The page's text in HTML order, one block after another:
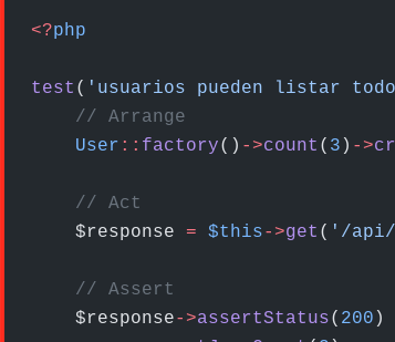
<?php
test ( 'usuarios pueden listar
    // Arrange
    User
:: factory() ->count ( 3 ) ->
    // Act
    $response
= $this->get ( '/api/
    // Assert
    $response
->assertStatus( 200 )